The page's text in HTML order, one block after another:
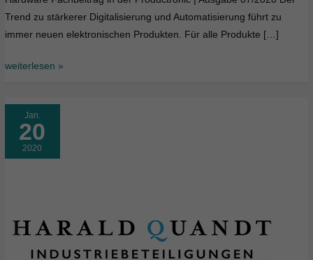
Trend zu stärkerer Digitalisierung und Automatisierung führt zu
immer neuen elektronischen Produkten. Für alle Produkte […]
weiterlesen »
Jan.
20
2020